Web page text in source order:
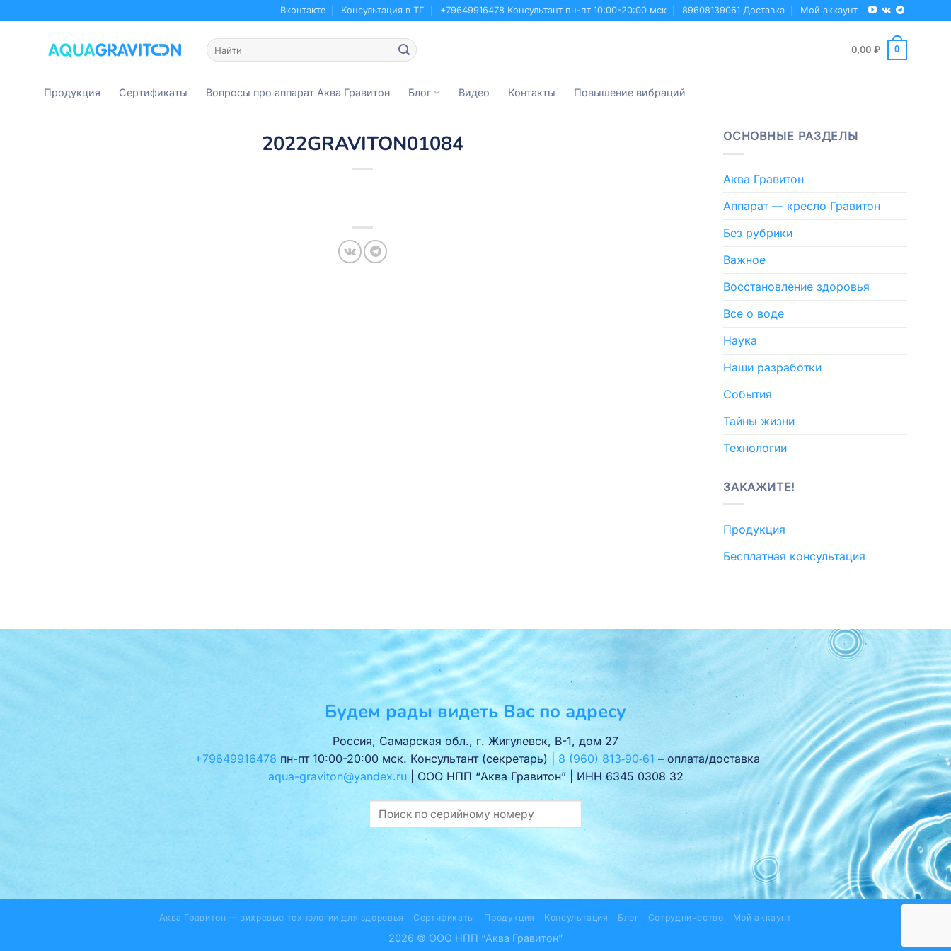
to
Вконтакте Консультация в ТГ +79649916478 Консультант пн-пт 10:00-20:00 мск 89608139061 Доставка Мой аккаунт
Искать:
0,00 ₽ 0
Продукция Сертификаты Вопросы про аппарат Аква Гравитон Блог Видео Контакты Повышение вибраций
2022GRAVITON01084 ОСНОВНЫЕ РАЗДЕЛЫ
Аква Гравитон
Аппарат — кресло Гравитон
Без рубрики
Важное
Восстановление здоровья
Все о воде
Наука
Наши разработки
События
Тайны жизни
Технологии
ЗАКАЖИТЕ!
Продукция
Бесплатная консультация
Будем рады видеть Вас по адресу
Россия, Самарская обл., г. Жигулевск, В-1, дом 27
+79649916478 пн-пт 10:00-20:00 мск. Консультант (секретарь) | 8 (960) 813‑90‑61 – оплата/доставка
aqua-graviton@yandex.ru| ООО НПП “Аква Гравитон” | ИНН 6345 0308 32
Аква Гравитон — вихревые технологии для здоровья Сертификаты Продукция Консультация Блог Сотрудничество Мой аккаунт
2026 © ООО НПП “Аква Гравитон”